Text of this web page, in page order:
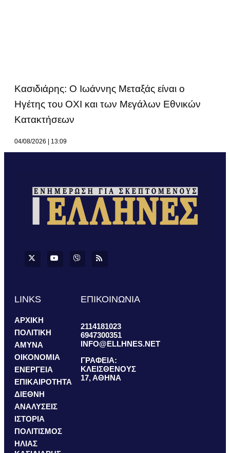
Κασιδιάρης: Ο Ιωάννης Μεταξάς είναι ο
Ηγέτης του ΟΧΙ και των Μεγάλων Εθνικών
Κατακτήσεων
04/08/2026 13:09
LINKS
ΑΡΧΙΚΗ
ΠΟΛΙΤΙΚΗ
ΑΜΥΝΑ
ΟΙΚΟΝΟΜΙΑ
ΕΝΕΡΓΕΙΑ
ΕΠΙΚΑΙΡΟΤΗΤΑ
ΔΙΕΘΝΗ
ΑΝΑΛΥΣΕΙΣ
ΙΣΤΟΡΙΑ
ΠΟΛΙΤΙΣΜΟΣ
ΗΛΙΑΣ
ΕΠΙΚΟΙΝΩΝΙΑ
2114181023
6947300351
INFO@ELLHNES.NET
ΓΡΑΦΕΙΑ:
ΚΛΕΙΣΘΕΝΟΥΣ
17, ΑΘΗΝΑ